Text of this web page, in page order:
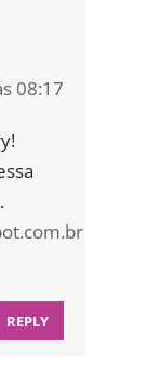
08:17
REPLY